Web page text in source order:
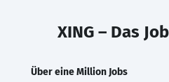
XING – Das
Über eine Million Jobs